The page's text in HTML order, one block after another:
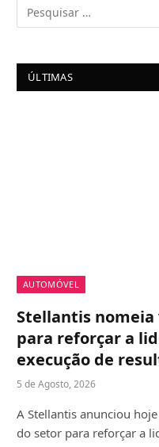
ÚLTIMAS
AUTOMÓVEL
Stellantis
para reforçar a
execução de
5 de Agosto, 2026
A Stellantis anunciou
do setor para reforçar a